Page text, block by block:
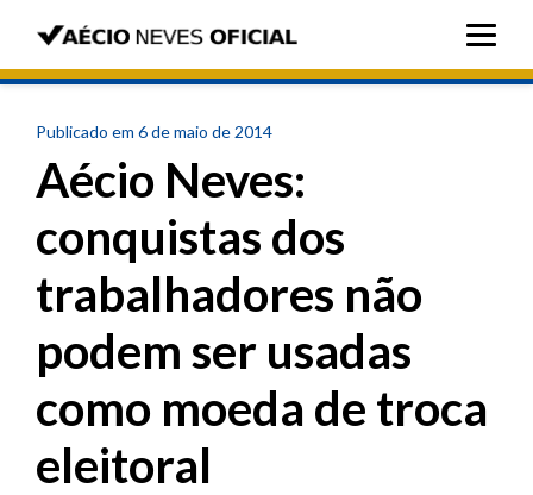
Publicado em 6 de maio de 2014
Aécio Neves:
conquistas dos
trabalhadores não
podem ser usadas
como moeda de troca
eleitoral